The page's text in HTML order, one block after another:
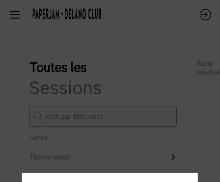
Toutes les
Sessions
Dates
Thèmatiques
Aucun